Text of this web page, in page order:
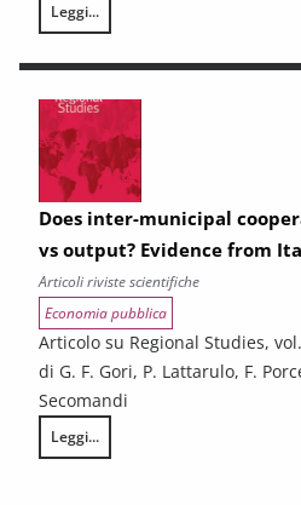
Leggi...
Resilient students: what are the
Does inter-municipal
vs output? Evidence from
Articoli riviste scientifiche
Economia pubblica
Articolo su Regional Studies,
di G. F. Gori, P. Lattarulo, F.
Secomandi
Leggi...
Does inter-municipal cooperation